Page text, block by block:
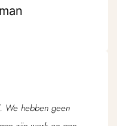
We hebben geen